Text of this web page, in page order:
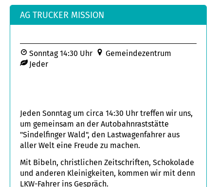
AG TRUCKER MISSION
Jeden Sonntag um circa 14:30 Uhr treffen wir uns,
um gemeinsam an der Autobahnraststätte
"Sindelfinger Wald", den Lastwagenfahrer aus
aller Welt eine Freude zu machen.
Mit Bibeln, christlichen Zeitschriften, Schokolade
und anderen Kleinigkeiten, kommen wir mit denn
LKW-Fahrer ins Gespräch.
Sonntag 14:30 Uhr
Gemeindezentrum
Jeder